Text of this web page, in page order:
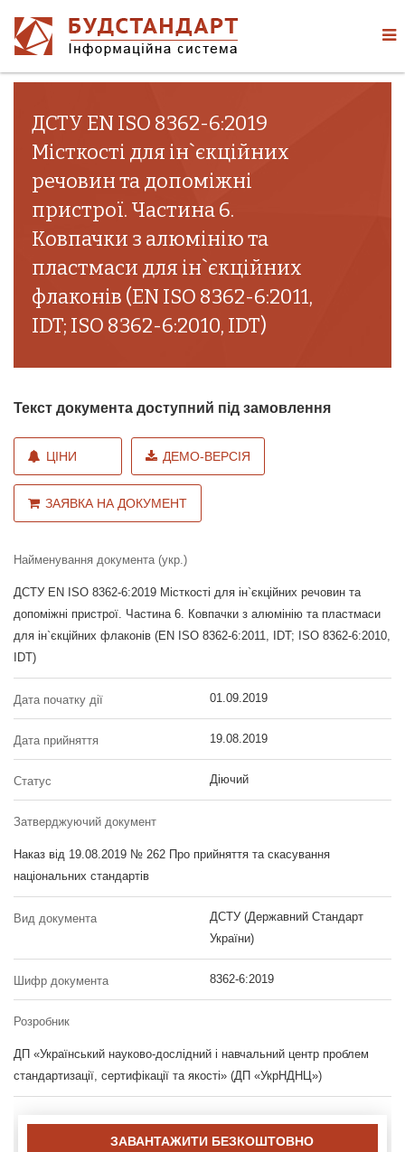
ДСТУ EN ISO 8362-6:2019
Місткості для ін`єкційних
речовин та допоміжні
пристрої. Частина 6.
Ковпачки з алюмінію та
пластмаси для ін`єкційних
флаконів (EN ISO 8362-6:2011,
IDT; ISO 8362-6:2010, IDT)
Текст документа доступний під замовлення
ЦІНИ ДЕМО-ВЕРСІЯ
ЗАЯВКА НА ДОКУМЕНТ
Найменування документа (укр.)
ДСТУ EN ISO 8362-6:2019 Місткості для ін`єкційних речовин та
допоміжні пристрої. Частина 6. Ковпачки з алюмінію та пластмаси
для ін`єкційних флаконів (EN ISO 8362-6:2011, IDT; ISO 8362-6:2010,
IDT)
Дата початку дії 01.09.2019
Дата прийняття 19.08.2019
Статус Діючий
Затверджуючий документ
Наказ від 19.08.2019 № 262 Про прийняття та скасування
національних стандартів
Вид документа
ДСТУ (Державний Стандарт
України)
Шифр документа 8362-6:2019
Розробник
ДП «Український науково-дослідний і навчальний центр проблем
стандартизації, сертифікації та якості» (ДП «УкрНДНЦ»)
ЗАВАНТАЖИТИ БЕЗКОШТОВНО